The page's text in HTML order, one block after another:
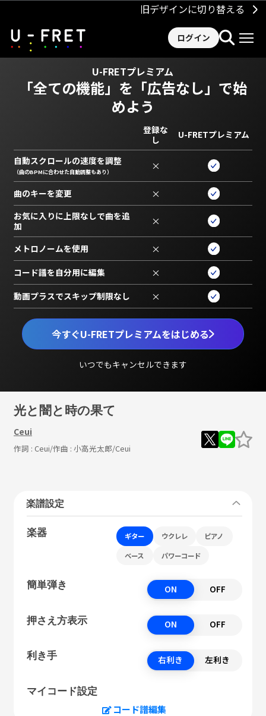
旧デザインに切り替える
ログイン
U-FRETプレミアム
「全ての機能」を 「広告なし」で始
めよう
今すぐU-FRETプレミアムをはじめる
いつでもキャンセルできます
登録な
し
U-FRETプレミアム
自動スクロールの速度を調整
（曲のBPMに合わせた自動調整もあり） ×
曲のキーを変更 ×
お気に入りに上限なしで曲を追
加
×
メトロノームを使用 ×
コード譜を自分用に編集 ×
動画プラスでスキップ制限なし ×
光と闇と時の果て
Ceui
作詞 : Ceui/作曲 : 小高光太郎/Ceui
楽譜設定
楽器 ギター ウクレレ ピアノ
ベース パワーコード
簡単弾き ON OFF
押さえ方表示 ON OFF
利き手 右利き 左利き
マイコード設定
コード譜編集